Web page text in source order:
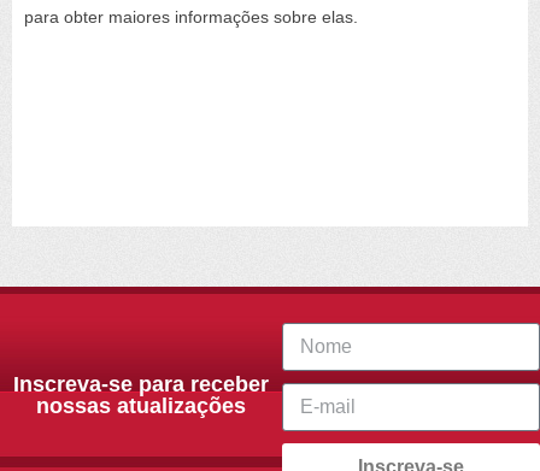
para obter maiores informações sobre elas.
Inscreva-se para receber
nossas atualizações